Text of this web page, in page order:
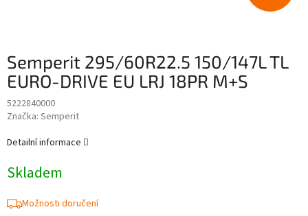
Semperit 295/60R22.5 150/147L TL
EURO-DRIVE EU LRJ 18PR M+S
5222840000
Značka: Semperit
Skladem
Možnosti doručení
Detailní informace